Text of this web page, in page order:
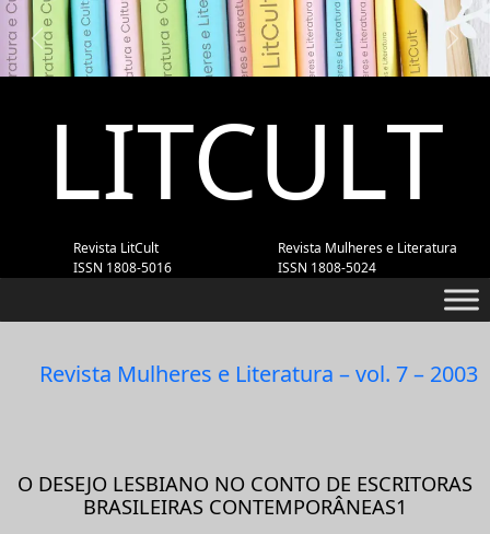
Previous Next
LITCULT
Revista LitCult
ISSN 1808-5016
Revista Mulheres e Literatura
ISSN 1808-5024
Revista Mulheres e Literatura – vol. 7 – 2003
O DESEJO LESBIANO NO CONTO DE ESCRITORAS
BRASILEIRAS CONTEMPORÂNEAS1